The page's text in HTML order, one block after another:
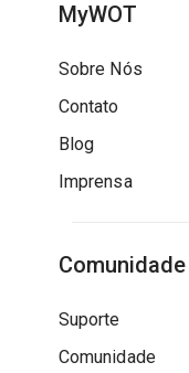
MyWOT
Sobre Nós
Contato
Blog
Imprensa
Comunidade
Suporte
Comunidade